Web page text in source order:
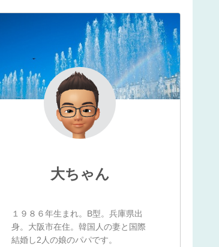
大ちゃん
１９８６年生まれ。B型。兵庫県出
身。大阪市在住。韓国人の妻と国際
結婚し2人の娘のパパです。